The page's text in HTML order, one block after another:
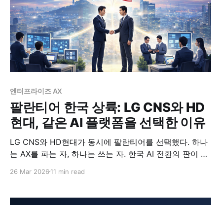
엔터프라이즈 AX
팔란티어 한국 상륙: LG CNS와 HD
현대, 같은 AI 플랫폼을 선택한 이유
LG CNS와 HD현대가 동시에 팔란티어를 선택했다. 하나
는 AX를 파는 자, 하나는 쓰는 자. 한국 AI 전환의 판이 바
26 Mar 2026 11 min read